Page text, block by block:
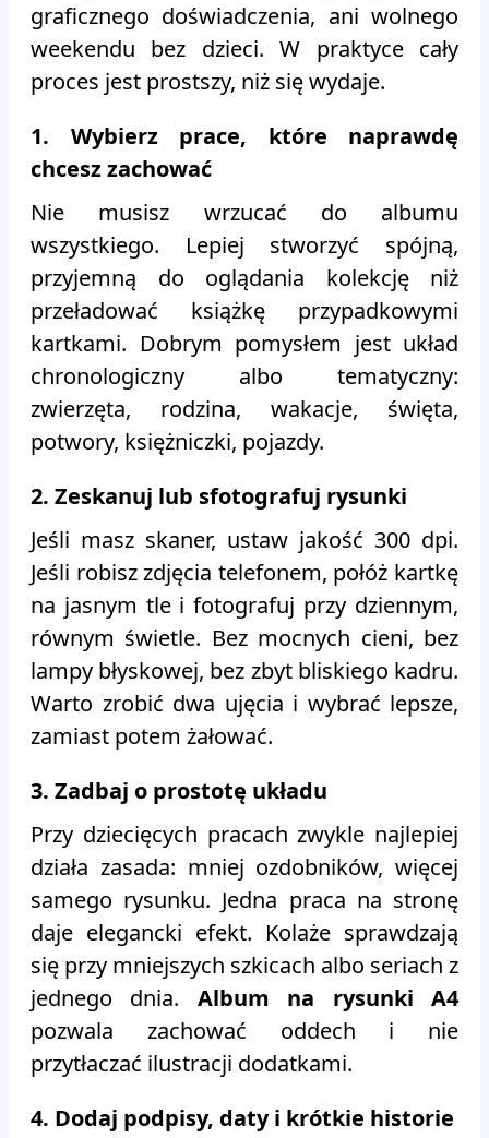
graficznego doświadczenia, ani wolnego
weekendu bez dzieci. W praktyce cały
proces jest prostszy, niż się wydaje.
1. Wybierz prace, które naprawdę
chcesz zachować
Nie musisz wrzucać do albumu
wszystkiego. Lepiej stworzyć spójną,
przyjemną do oglądania kolekcję niż
przeładować książkę przypadkowymi
kartkami. Dobrym pomysłem jest układ
chronologiczny albo tematyczny:
zwierzęta, rodzina, wakacje, święta,
potwory, księżniczki, pojazdy.
2. Zeskanuj lub sfotografuj rysunki
Jeśli masz skaner, ustaw jakość 300 dpi.
Jeśli robisz zdjęcia telefonem, połóż kartkę
na jasnym tle i fotografuj przy dziennym,
równym świetle. Bez mocnych cieni, bez
lampy błyskowej, bez zbyt bliskiego kadru.
Warto zrobić dwa ujęcia i wybrać lepsze,
zamiast potem żałować.
3. Zadbaj o prostotę układu
Przy dziecięcych pracach zwykle najlepiej
działa zasada: mniej ozdobników, więcej
samego rysunku. Jedna praca na stronę
daje elegancki efekt. Kolaże sprawdzają
się przy mniejszych szkicach albo seriach z
jednego dnia. Album na rysunki A4
pozwala zachować oddech i nie
przytłaczać ilustracji dodatkami.
4. Dodaj podpisy, daty i krótkie historie